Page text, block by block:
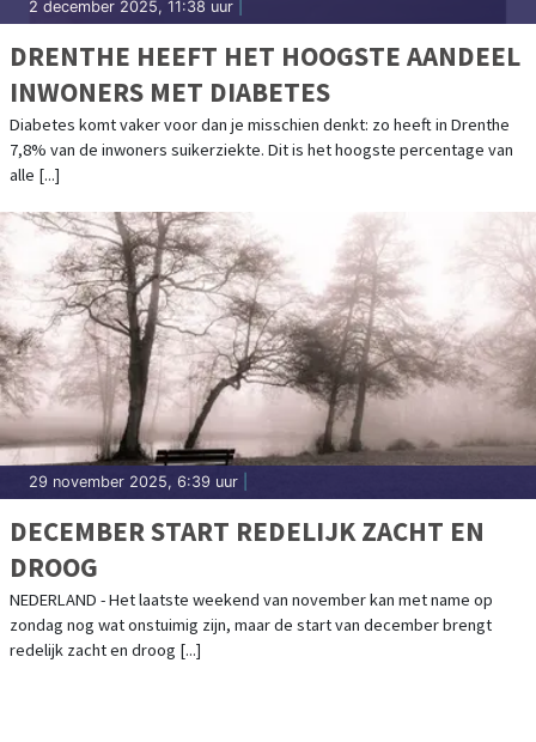
2 december 2025, 11:38 uur
DRENTHE HEEFT HET HOOGSTE AANDEEL
INWONERS MET DIABETES
Diabetes komt vaker voor dan je misschien denkt: zo heeft in Drenthe
7,8% van de inwoners suikerziekte. Dit is het hoogste percentage van
alle [...]
29 november 2025, 6:39 uur
DECEMBER START REDELIJK ZACHT EN
DROOG
NEDERLAND - Het laatste weekend van november kan met name op
zondag nog wat onstuimig zijn, maar de start van december brengt
redelijk zacht en droog [...]